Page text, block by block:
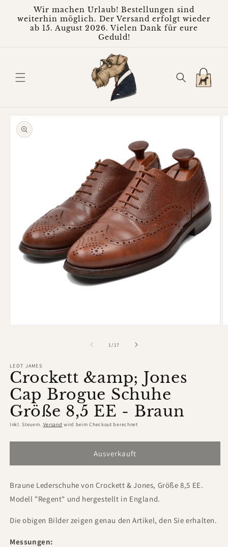
Inhalt
Wir machen Urlaub! Bestellungen sind
weiterhin möglich. Der Versand erfolgt wieder
ab 15. August 2026. Vielen Dank für eure
Geduld!
Warenkorb
1 /von
17
LEOT JAMES
Crockett &amp; Jones
Cap Brogue Schuhe
Größe 8,5 EE - Braun
Inkl. Steuern. Versand wird beim Checkout berechnet
Ausverkauft
Braune Lederschuhe von Crockett & Jones, Größe 8,5 EE.
Modell "Regent" und hergestellt in England.
Die obigen Bilder zeigen genau den Artikel, den Sie erhalten.
Messungen: